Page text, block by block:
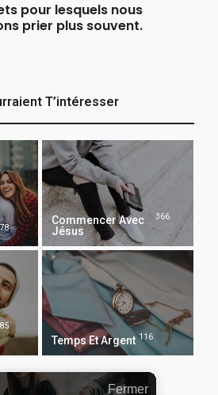
pour lesquels nous
prier plus souvent.
T’intéresser
78
Commencer Avec
Jésus
366
85
Temps Et Argent 116
Fermer